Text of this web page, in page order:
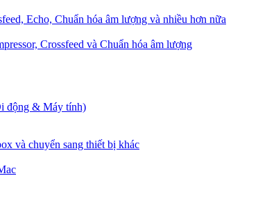
Echo, Chuẩn hóa âm lượng và nhiều hơn nữa
Crossfeed và Chuẩn hóa âm lượng
động & Máy tính)
và chuyển sang thiết bị khác